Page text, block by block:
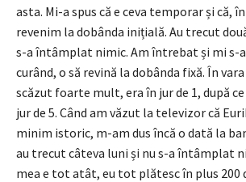
asta. Mi-a spus că e ceva temporar și că,
revenim la dobânda inițială. Au trecut
s-a întâmplat nimic. Am întrebat și mi s-a
curând, o să revină la dobânda fixă. În
scăzut foarte mult, era în jur de 1, după ce
jur de 5. Când am văzut la televizor că
minim istoric, m-am dus încă o dată la
au trecut câteva luni și nu s-a întâmplat
mea e tot atât, eu tot plătesc în plus 200